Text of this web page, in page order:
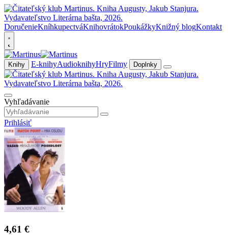
DoručenieKníhkupectváKnihovrátokPoukážkyKnižný blogKontakt
Knihy E-knihyAudioknihyHryFilmy Doplnky
Vyhľadávanie
Prihlásiť
4,61 €